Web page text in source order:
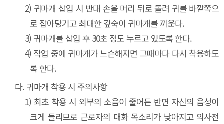
2)귀마개 삽입 시 반대 손을 머리 뒤로 돌려 귀를 바깥쪽으
로 잡아당기고 최대한 깊숙이 귀마개를 끼운다.
3)귀마개를 삽입 후 30초 정도 누르고 있도록 한다.
4)작업 중에 귀마개가 느슨해지면 그때마다 다시 착용하도
록 한다.
다.귀마개 착용 시 주의사항
1)최초 착용 시 외부의 소음이 줄어든 반면 자신의 음성이
크게 들리므로 근로자의 대화 목소리가 낮아지고 의사전